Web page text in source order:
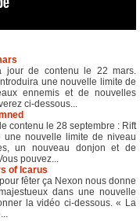
jour de contenu le 22 mars.
une nouvelle limite de
ennemis et de nouvelles
ci-dessous...
contenu le 28 septembre : Rift
nouvelle limite de niveau
un nouveau donjon et de
pouvez...
of Icarus
fêter ça Nexon nous donne
dans une nouvelle
la vidéo ci-dessous. « La